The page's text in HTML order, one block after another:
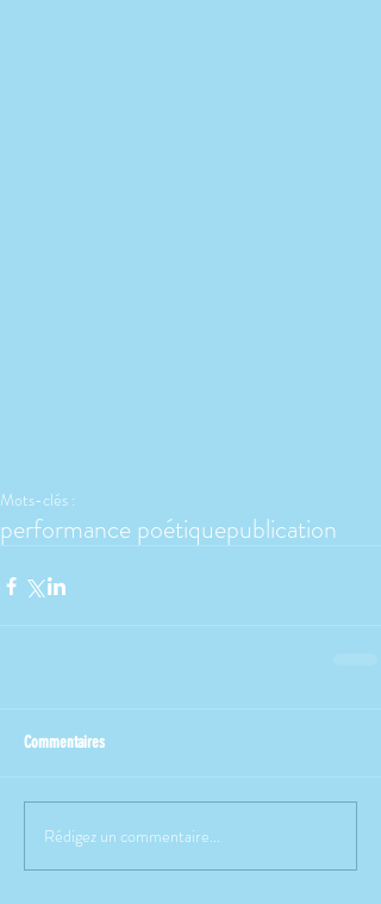
Mots-clés :
performance poétiquepublication
Commentaires
Rédigez un commentaire...